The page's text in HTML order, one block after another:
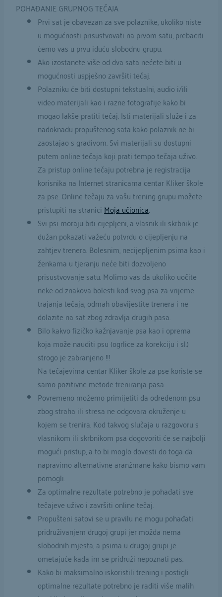
POHAĐANJE GRUPNOG TEČAJA
Prvi sat je obavezan za sve polaznike, ukoliko niste
u mogućnosti prisustvovati na prvom satu, prebaciti
ćemo vas u prvu iduću slobodnu grupu.
Ako izostanete više od dva sata nećete biti u
mogućnosti uspješno završiti tečaj.
Polazniku će biti dostupni tekstualni, audio i/ili
video materijali kao i razne fotografije kako bi
mogao lakše pratiti tečaj. Isti materijali služe i za
nadoknadu propuštenog sata kako polaznik ne bi
zaostajao s gradivom. Svi materijali su dostupni
putem online tečaja koji prati tempo tečaja uživo.
Za pristup online tečaju potrebna je registracija
korisnika na Internet stranicama centar Kliker škole
za pse. Online tečaju za vašu trening grupu možete
pristupiti na stranici Moja učionica.
Svi psi moraju biti cijepljeni, a vlasnik ili skrbnik je
dužan pokazati važeću potvrdu o cijepljenju na
zahtjev trenera. Bolesnim, necijepljenim psima kao i
ženkama u tjeranju neće biti dozvoljeno
prisustvovanje satu. Molimo vas da ukoliko uočite
neke od znakova bolesti kod svog psa za vrijeme
trajanja tečaja, odmah obavijestite trenera i ne
dolazite na sat zbog zdravlja drugih pasa.
Bilo kakvo fizičko kažnjavanje psa kao i oprema
koja može nauditi psu (ogrlice za korekciju i sl.)
strogo je zabranjeno !!!
Na tečajevima centar Kliker škole za pse koriste se
samo pozitivne metode treniranja pasa.
Povremeno možemo primijetiti da određenom psu
zbog straha ili stresa ne odgovara okruženje u
kojem se trenira. Kod takvog slučaja u razgovoru s
vlasnikom ili skrbnikom psa dogovoriti će se najbolji
mogući pristup, a to bi moglo dovesti do toga da
napravimo alternativne aranžmane kako bismo vam
pomogli.
Za optimalne rezultate potrebno je pohađati sve
tečajeve uživo i završiti online tečaj.
Propušteni satovi se u pravilu ne mogu pohađati
pridruživanjem drugoj grupi jer možda nema
slobodnih mjesta, a psima u drugoj grupi je
ometajuće kada im se pridruži nepoznati pas.
Kako bi maksimalno iskoristili trening i postigli
optimalne rezultate potrebno je raditi više malih